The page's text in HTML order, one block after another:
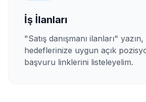
İş İlanları
"Satış danışmanı ilanları"
hedeflerinize uygun açık
başvuru linklerini listeleyelim.